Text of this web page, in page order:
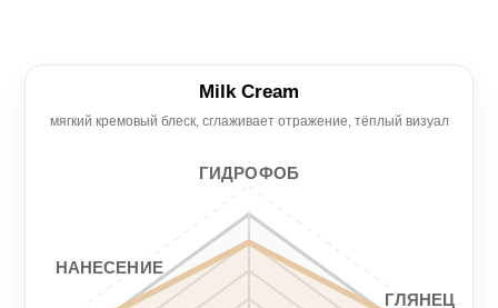
Milk Cream
мягкий кремовый блеск, сглаживает отражение, тёплый визуал
ГИДРОФОБ
ГЛЯНЕЦ
НАНЕСЕНИЕ